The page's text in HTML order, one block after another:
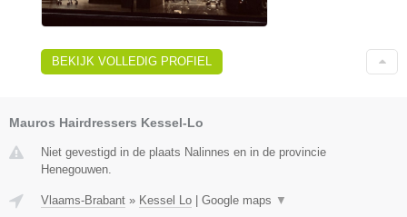
BEKIJK VOLLEDIG PROFIEL
Mauros Hairdressers Kessel-Lo
Niet gevestigd in de plaats Nalinnes en in de provincie
Henegouwen.
Vlaams-Brabant » Kessel Lo | Google maps ▼